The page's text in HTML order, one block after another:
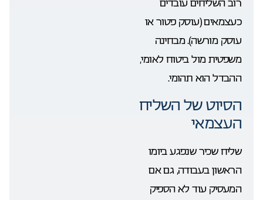
רוב השליחים עובדים
כעצמאים (עוסק פטור או
עוסק מורשה). מבחינה
משפטית מול ביטוח לאומי,
ההבדל הוא תהומי.
הסיוט של השליח
העצמאי
שליח שכיר שנפגע ביומו
הראשון בעבודה, גם אם
המעסיק עוד לא הספיק